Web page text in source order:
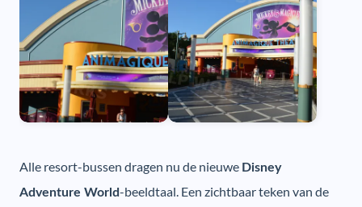
Alle resort-bussen dragen nu de nieuwe Disney
Adventure World-beeldtaal. Een zichtbaar teken van de